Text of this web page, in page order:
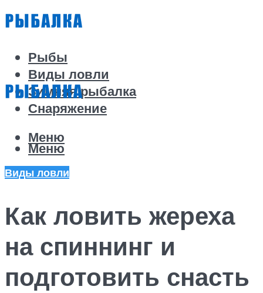
Рыбы
Виды ловли
Зимняя рыбалка
Снаряжение
Меню
Меню
Виды ловли
Как ловить жереха
на спиннинг и
подготовить снасть